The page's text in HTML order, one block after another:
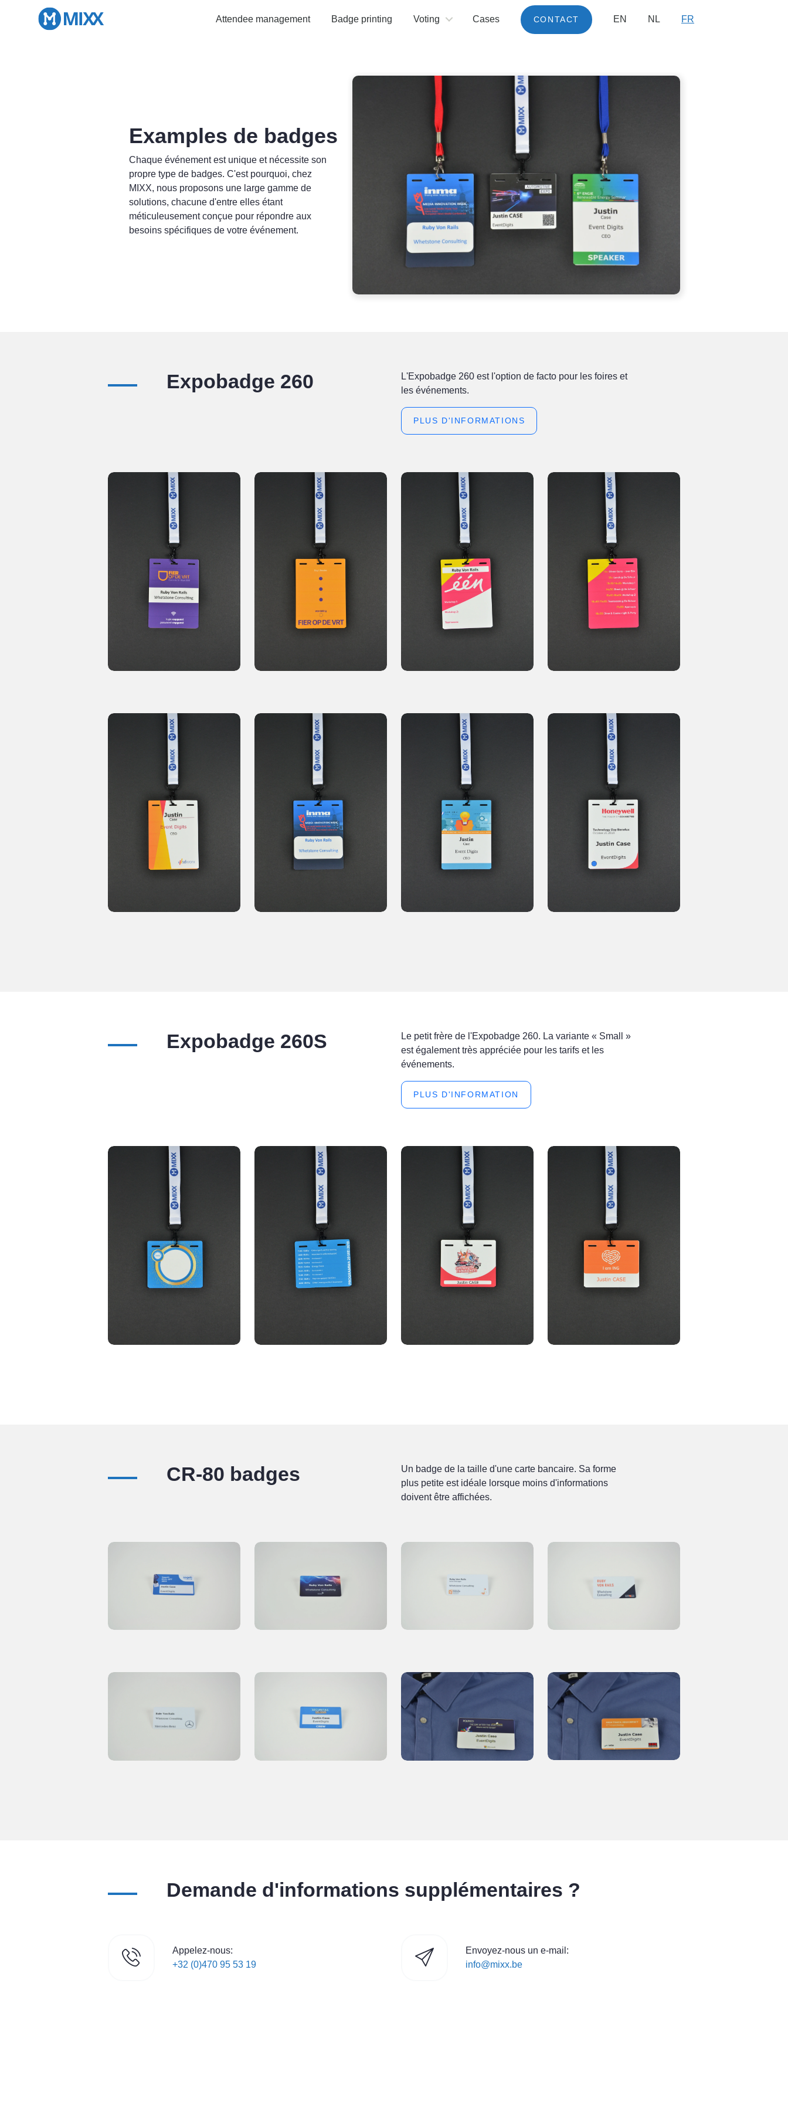
Attendee management Badge printing Voting Cases CONTACT EN NL FR
Examples de badges
Chaque événement est unique et nécessite son
propre type de badges. C'est pourquoi, chez
MIXX, nous proposons une large gamme de
solutions, chacune d'entre elles étant
méticuleusement conçue pour répondre aux
besoins spécifiques de votre événement.
Expobadge 260
L'Expobadge 260 est l'option de facto pour les foires et
les événements.
PLUS D'INFORMATIONS
Expobadge 260S
Le petit frère de l'Expobadge 260. La variante « Small »
est également très appréciée pour les tarifs et les
événements.
PLUS D'INFORMATION
CR-80 badges
Un badge de la taille d'une carte bancaire. Sa forme
plus petite est idéale lorsque moins d'informations
doivent être affichées.
Demande d'informations supplémentaires ?
Appelez-nous:
+32 (0)470 95 53 19
Envoyez-nous un e-mail:
info@mixx.be